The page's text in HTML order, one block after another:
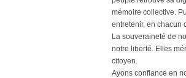
mémoire collective.
entretenir, en chacun
La souveraineté de
notre liberté. Elles
citoyen.
Ayons confiance en